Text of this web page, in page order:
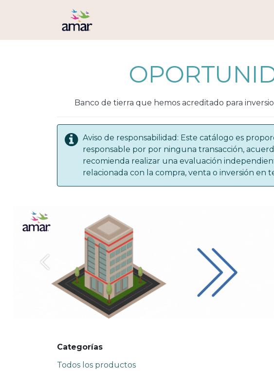
Banco de tierra que hemos acreditado para
Aviso de responsabilidad: Este catálogo es
responsable por por ninguna transacción,
recomienda realizar una evaluación
relacionada con la compra, venta o inversión en
Anterior
Categorías
Todos los productos